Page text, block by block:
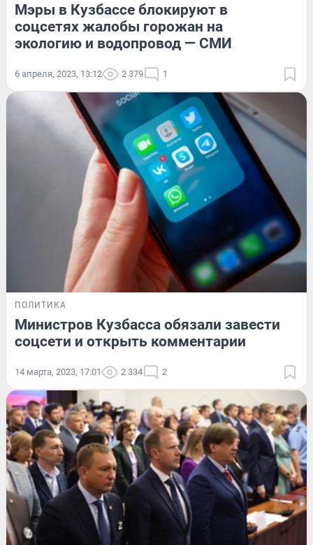
Мэры в Кузбассе блокируют в
соцсетях жалобы горожан на
экологию и водопровод — СМИ
6 апреля, 2023, 13:12 2 379 1
ПОЛИТИКА
Министров Кузбасса обязали завести
соцсети и открыть комментарии
14 марта, 2023, 17:01 2 334 2